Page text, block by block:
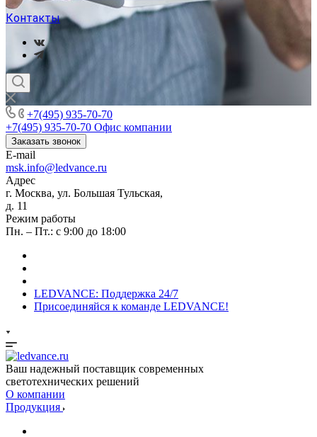
Контакты
+7(495) 935-70-70
+7(495) 935-70-70 Офис компании
Заказать звонок
E-mail
msk.info@ledvance.ru
Адрес
г. Москва, ул. Большая Тульская,
д. 11
Режим работы
Пн. – Пт.: с 9:00 до 18:00
LEDVANCE: Поддержка 24/7
Присоединяйся к команде LEDVANCE!
Ваш надежный поставщик современных
светотехнических решений
О компании
Продукция